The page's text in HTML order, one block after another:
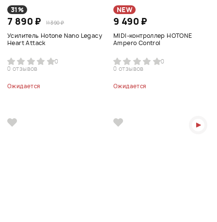
31%
7 890 ₽ 11 390 ₽
Усилитель Hotone Nano Legacy
Heart Attack
0
0 отзывов
Ожидается
NEW
9 490 ₽
MIDI-контроллер HOTONE
Ampero Control
0
0 отзывов
Ожидается